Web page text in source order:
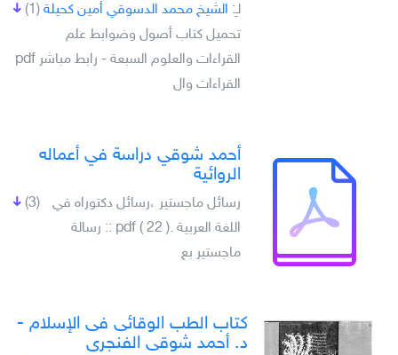
(1) لـِ: الشيخ محمد الدسوقي أمين كحيلة
تحميل كتاب أصول وضوابط علم
القراءات والعلوم السبعة - رابط مباشر pdf
القراءات وال
أحمد شوقي دراسة في أعماله
الروائية
(3)
رسائل ماجستير ،رسائل دكتوراه في
اللغة العربية .pdf ( 22 ) :: رسالة
ماجستير بع
كتاب الطب الوقائى فى الإسلام -
د. أحمد شوقى الفنجرى